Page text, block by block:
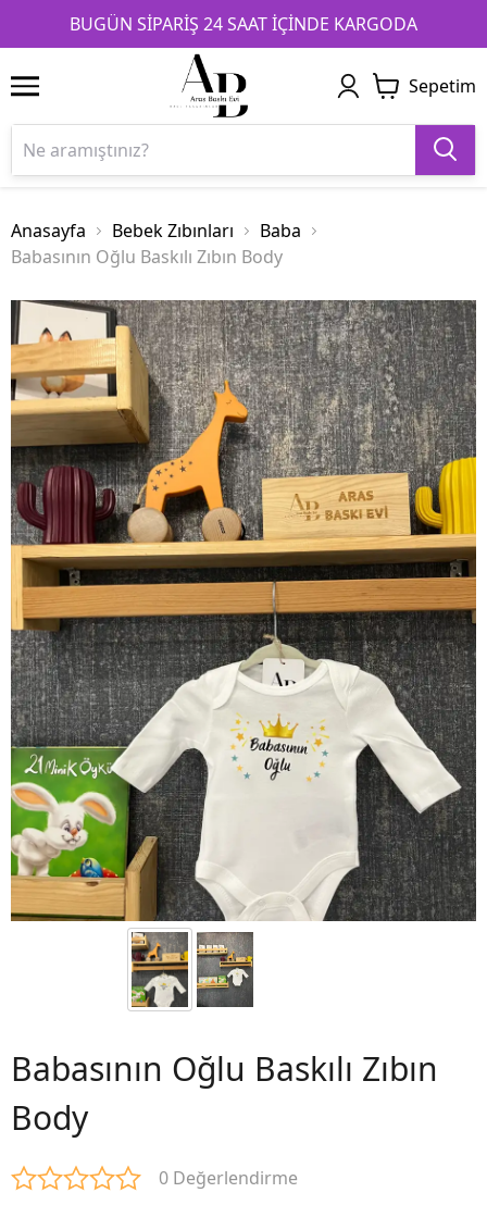
BUGÜN SİPARİŞ 24 SAAT İÇİNDE KARGODA
1 2 3
Sepetim
Anasayfa Bebek Zıbınları
Baba
Babasının Oğlu Baskılı Zıbın Body
Babasının Oğlu Baskılı Zıbın
Body
0 Değerlendirme